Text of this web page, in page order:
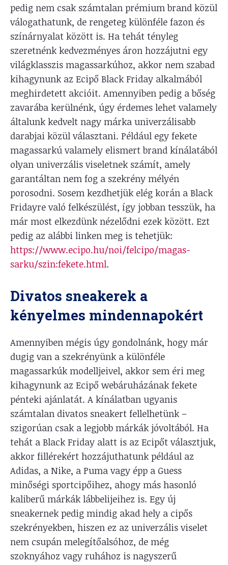
pedig nem csak számtalan prémium brand közül
válogathatunk, de rengeteg különféle fazon és
színárnyalat között is. Ha tehát tényleg
szeretnénk kedvezményes áron hozzájutni egy
világklasszis magassarkúhoz, akkor nem szabad
kihagynunk az Ecipő Black Friday alkalmából
meghirdetett akcióit. Amennyiben pedig a bőség
zavarába kerülnénk, úgy érdemes lehet valamely
általunk kedvelt nagy márka univerzálisabb
darabjai közül választani. Például egy fekete
magassarkú valamely elismert brand kínálatából
olyan univerzális viseletnek számít, amely
garantáltan nem fog a szekrény mélyén
porosodni. Sosem kezdhetjük elég korán a Black
Fridayre való felkészülést, így jobban tesszük, ha
már most elkezdünk nézelődni ezek között. Ezt
pedig az alábbi linken meg is tehetjük:
https://www.ecipo.hu/noi/felcipo/magas-
sarku/szin:fekete.html.
Divatos sneakerek a
kényelmes mindennapokért
Amennyiben mégis úgy gondolnánk, hogy már
dugig van a szekrényünk a különféle
magassarkúk modelljeivel, akkor sem éri meg
kihagynunk az Ecipő webáruházának fekete
pénteki ajánlatát. A kínálatban ugyanis
számtalan divatos sneakert fellelhetünk –
szigorúan csak a legjobb márkák jóvoltából. Ha
tehát a Black Friday alatt is az Ecipőt választjuk,
akkor fillérekért hozzájuthatunk például az
Adidas, a Nike, a Puma vagy épp a Guess
minőségi sportcipőihez, ahogy más hasonló
kaliberű márkák lábbelijeihez is. Egy új
sneakernek pedig mindig akad hely a cipős
szekrényekben, hiszen ez az univerzális viselet
nem csupán melegítőalsóhoz, de még
szoknyához vagy ruhához is nagyszerű